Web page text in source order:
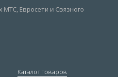
Каталог товаров